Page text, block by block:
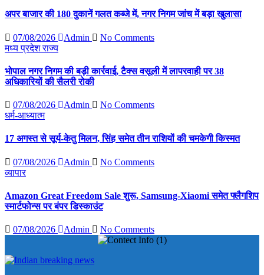
अपर बाजार की 180 दुकानें गलत कब्जे में, नगर निगम जांच में बड़ा खुलासा
07/08/2026 Admin
No Comments
मध्य प्रदेशराज्य
भोपाल नगर निगम की बड़ी कार्रवाई, टैक्स वसूली में लापरवाही पर 38
अधिकारियों की सैलरी रोकी
07/08/2026 Admin
No Comments
धर्म-आध्यात्म
17 अगस्त से सूर्य-केतु मिलन, सिंह समेत तीन राशियों की चमकेगी किस्मत
07/08/2026 Admin
No Comments
व्यापार
Amazon Great Freedom Sale शुरू, Samsung-Xiaomi समेत फ्लैगशिप
स्मार्टफोन्स पर बंपर डिस्काउंट
07/08/2026 Admin No Comments